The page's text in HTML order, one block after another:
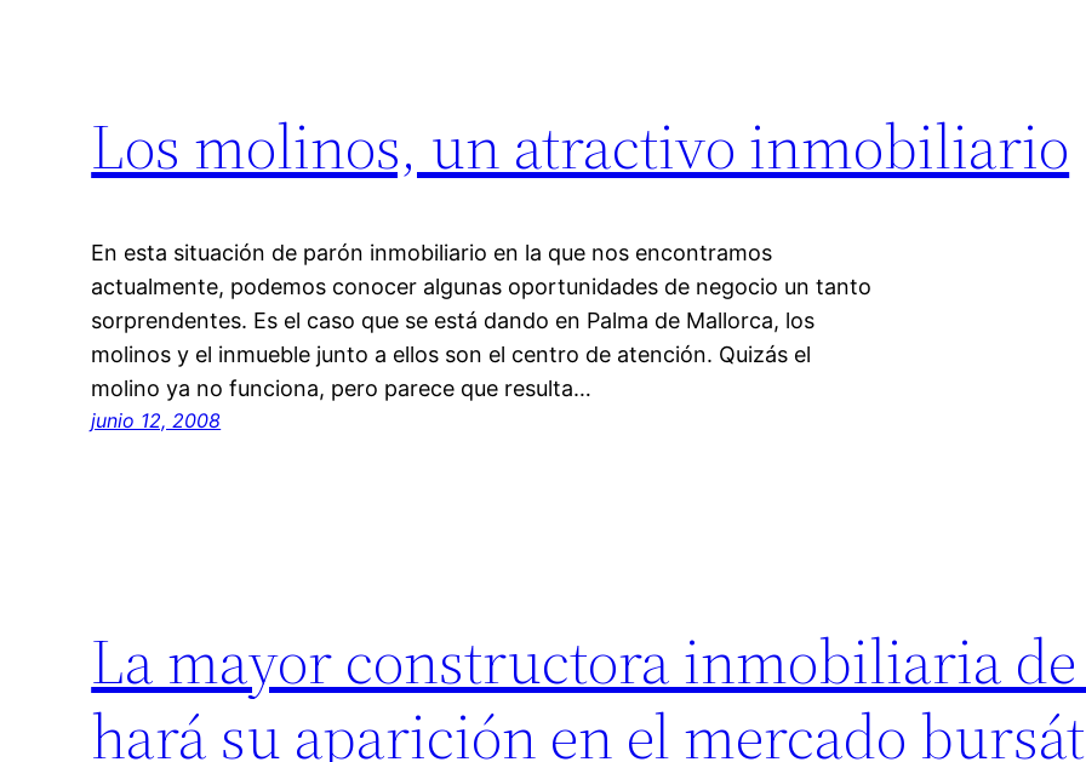
Los molinos, un atractivo inmobiliario
En esta situación de parón inmobiliario en la que nos encontramos
actualmente, podemos conocer algunas oportunidades de negocio un tanto
sorprendentes. Es el caso que se está dando en Palma de Mallorca, los
molinos y el inmueble junto a ellos son el centro de atención. Quizás el
molino ya no funciona, pero parece que resulta…
junio 12, 2008
La mayor constructora inmobiliaria
hará su aparición en el mercado